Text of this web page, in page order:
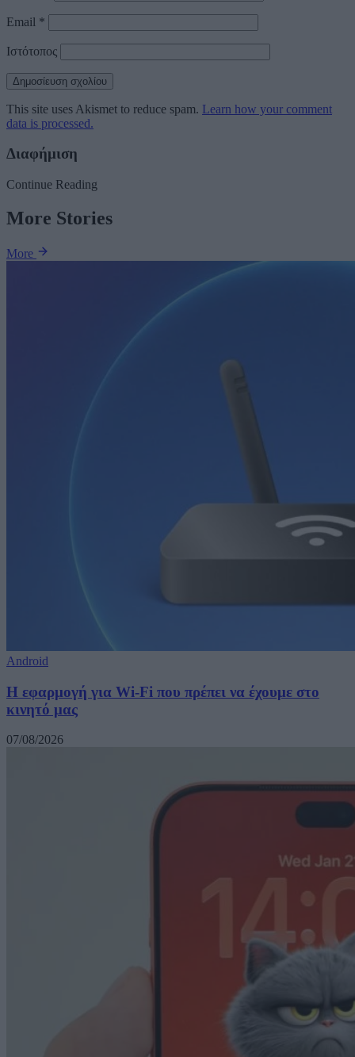
Email *
Ιστότοπος
This site uses Akismet to reduce spam. Learn how your comment
data is processed.
Διαφήμιση
Continue Reading
More Stories
More
Android
Η εφαρμογή για Wi-Fi που πρέπει να έχουμε στο
κινητό μας
07/08/2026